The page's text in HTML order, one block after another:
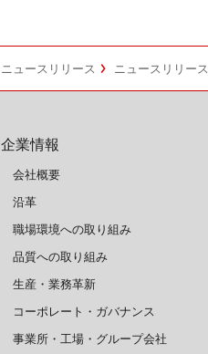
ニュースリリース ニュースリリース
企業情報
会社概要
沿革
職場環境への取り組み
品質への取り組み
生産・業務革新
コーポレート・ガバナンス
事業所・工場・グループ会社